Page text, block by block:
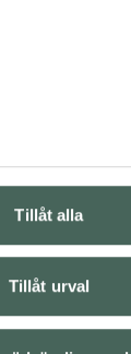
Tillåt alla
Tillåt urval
bättre.